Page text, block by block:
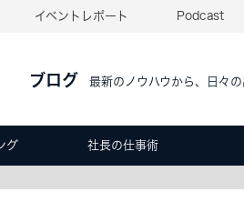
イベントレポート Podcast
ブログ 最新のノウハウから、日々
グ 社長の仕事術